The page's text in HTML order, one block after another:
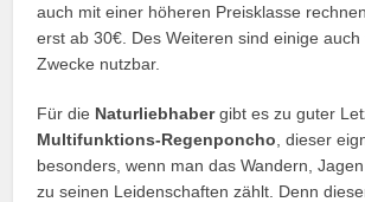
auch mit einer höheren Preisklasse
erst ab 30€. Des Weiteren sind einige
Zwecke nutzbar.
Für die Naturliebhabergibt es zu guter
Multifunktions-Regenponcho , dieser
besonders, wenn man das Wandern,
zu seinen Leidenschaften zählt. Denn